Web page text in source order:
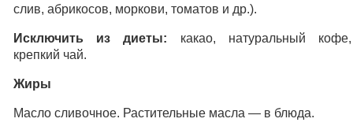
слив, абрикосов, моркови, томатов и др.).
Исключить из диеты: какао, натуральный кофе,
крепкий чай.
Жиры
Масло сливочное. Растительные масла — в блюда.